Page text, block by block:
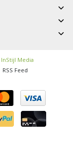
InStijl Media
RSS Feed